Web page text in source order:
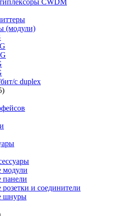
CWDM
(модули)
с duplex
модули
и соединители
шнуры